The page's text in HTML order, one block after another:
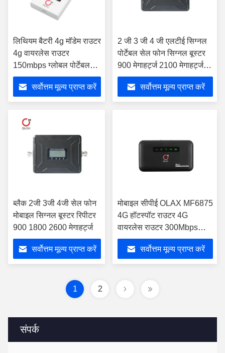
संपर्क
लिथियम बैटरी 4g मॉडेम राउटर
4g वायरलेस राउटर
150mbps ग्लोबल पोर्टेबल
वाईफाई हॉटस्पॉट mf981vs
सर्वोत्तम मूल्य प्राप्त करें
2 जी 3 जी 4 जी एलटीई सिग्नल
पोर्टेबल सेल फोन सिग्नल बूस्टर
900 मेगाहर्ट्ज 2100 मेगाहर्ट्ज
2600 मेगाहर्ट्ज
सर्वोत्तम मूल्य प्राप्त करें
ब्लैक 2जी 3जी 4जी सेल फोन
मोबाइल सिग्नल बूस्टर रिपीटर
900 1800 2600 मेगाहर्ट्ज
सर्वोत्तम मूल्य प्राप्त करें
मोबाइल सीपीई OLAX MF6875
4G हॉटस्पॉट राउटर 4G
वायरलेस राउटर 300Mbps
RJ45 पोर्ट राउटर अग्रेषण
प्रयुक्त सर्वोत्तम मूल्य प्राप्त करें
1 2